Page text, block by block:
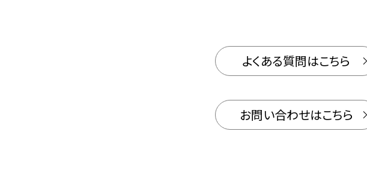
よくある質問はこちら
お問い合わせはこちら